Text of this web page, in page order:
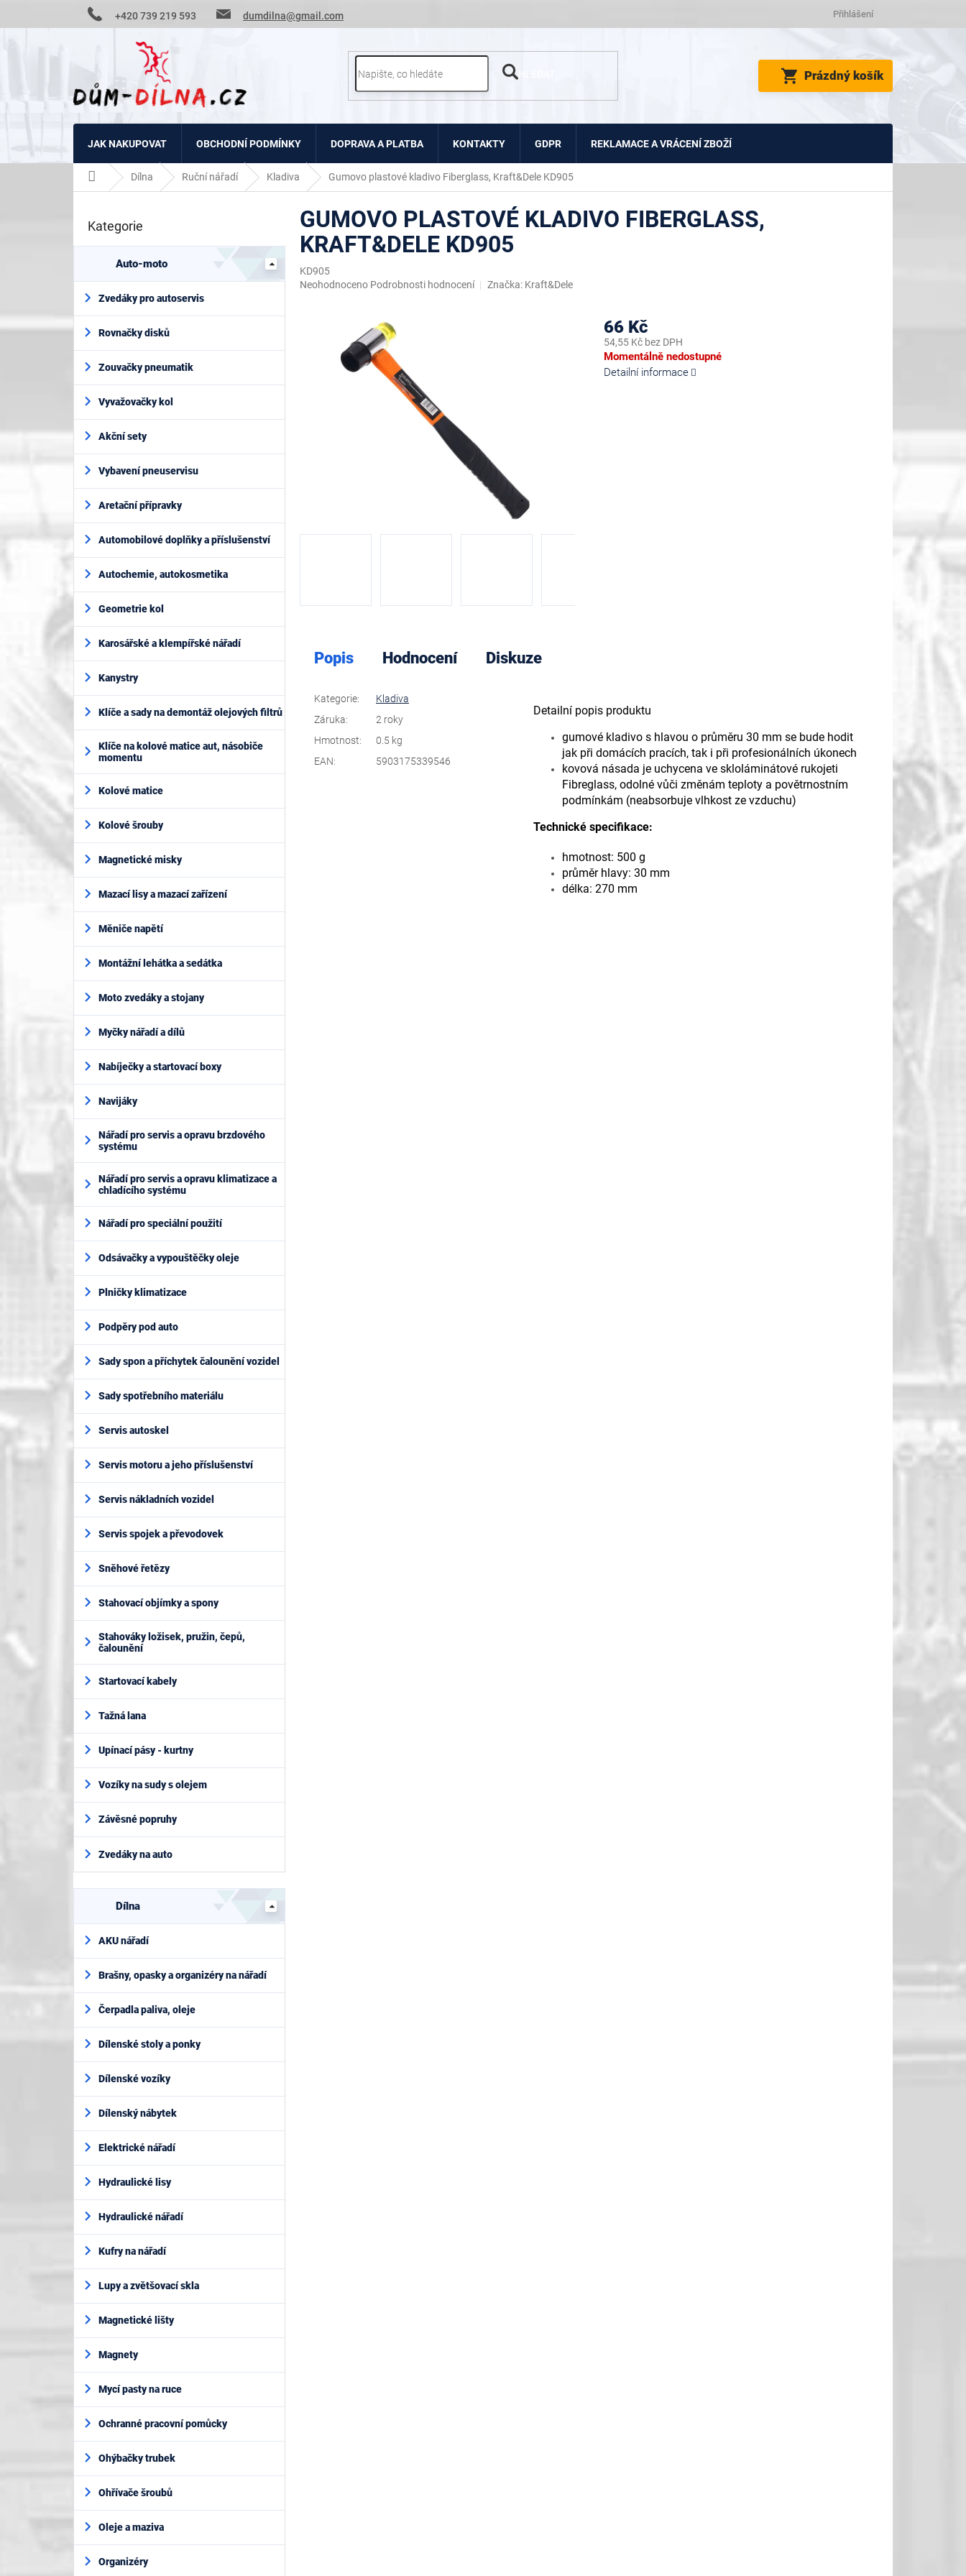
+420 739 219 593 dumdilna@gmail.com Přihlášení
NÁKUPNÍ
KOŠÍK
Prázdný košík
JAK NAKUPOVAT OBCHODNÍ PODMÍNKY DOPRAVA A PLATBA KONTAKTY GDPR REKLAMACE A VRÁCENÍ ZBOŽÍ
Domů Dílna Ruční nářadí Kladiva Gumovo plastové kladivo Fiberglass, Kraft&Dele KD905
t
a
í
e
Přeskočit
Kategorie
Auto-moto
Zvedáky pro autoservis
Rovnačky disků
Zouvačky pneumatik
Vyvažovačky kol
Akční sety
Vybavení pneuservisu
Aretační přípravky
Automobilové doplňky a příslušenství
Autochemie, autokosmetika
Geometrie kol
Karosářské a klempířské nářadí
Kanystry
Klíče a sady na demontáž olejových filtrů
Klíče na kolové matice aut, násobiče
momentu
Kolové matice
Kolové šrouby
Magnetické misky
Mazací lisy a mazací zařízení
Měniče napětí
Montážní lehátka a sedátka
Moto zvedáky a stojany
Myčky nářadí a dílů
Nabíječky a startovací boxy
Navijáky
Nářadí pro servis a opravu brzdového
systému
Nářadí pro servis a opravu klimatizace a
chladícího systému
Nářadí pro speciální použití
Odsávačky a vypouštěčky oleje
Plničky klimatizace
Podpěry pod auto
Sady spon a příchytek čalounění vozidel
Sady spotřebního materiálu
Servis autoskel
Servis motoru a jeho příslušenství
Servis nákladních vozidel
Servis spojek a převodovek
Sněhové řetězy
Stahovací objímky a spony
Stahováky ložisek, pružin, čepů,
čalounění
Startovací kabely
Tažná lana
Upínací pásy - kurtny
Vozíky na sudy s olejem
Závěsné popruhy
Zvedáky na auto
Dílna
AKU nářadí
Brašny, opasky a organizéry na nářadí
Čerpadla paliva, oleje
Dílenské stoly a ponky
Dílenské vozíky
Dílenský nábytek
Elektrické nářadí
Hydraulické lisy
Hydraulické nářadí
Kufry na nářadí
Lupy a zvětšovací skla
Magnetické lišty
Magnety
Mycí pasty na ruce
Ochranné pracovní pomůcky
Ohýbačky trubek
Ohřívače šroubů
Oleje a maziva
Organizéry
GUMOVO PLASTOVÉ KLADIVO FIBERGLASS,
KRAFT&DELE KD905
KD905
Průměrné
Neohodnoceno Podrobnosti hodnocení Značka: Kraft&Dele
66 Kč
54,55 Kč bez DPH
Měrná
cena:
Momentálně nedostupné
Detailní informace
Popis Hodnocení Diskuze
Detailní popis produktu
gumové kladivo s hlavou o průměru 30 mm se bude hodit
jak při domácích pracích, tak i při profesionálních úkonech
kovová násada je uchycena ve skloláminátové rukojeti
Fibreglass, odolné vůči změnám teploty a povětrnostním
podmínkám (neabsorbuje vlhkost ze vzduchu)
Technické specifikace:
hmotnost: 500 g
průměr hlavy: 30 mm
délka: 270 mm
Kategorie:
Kladiva
Záruka:
2 roky
Hmotnost:
0.5 kg
EAN: 5903175339546